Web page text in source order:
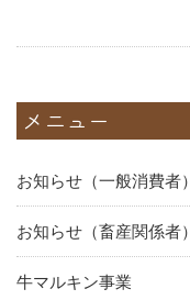
メニュー
お知らせ（一般消費者）
お知らせ（畜産関係者）
牛マルキン事業